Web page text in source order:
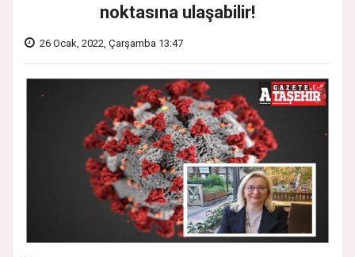
noktasına ulaşabilir!
26 Ocak, 2022, Çarşamba 13:47